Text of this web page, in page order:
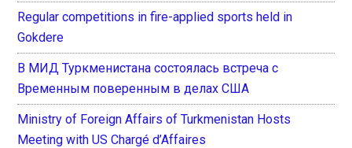
Regular competitions in fire-applied sports held in
Gokdere
В МИД Туркменистана состоялась встреча с
Временным поверенным в делах США
Ministry of Foreign Affairs of Turkmenistan Hosts
Meeting with US Chargé d’Affaires